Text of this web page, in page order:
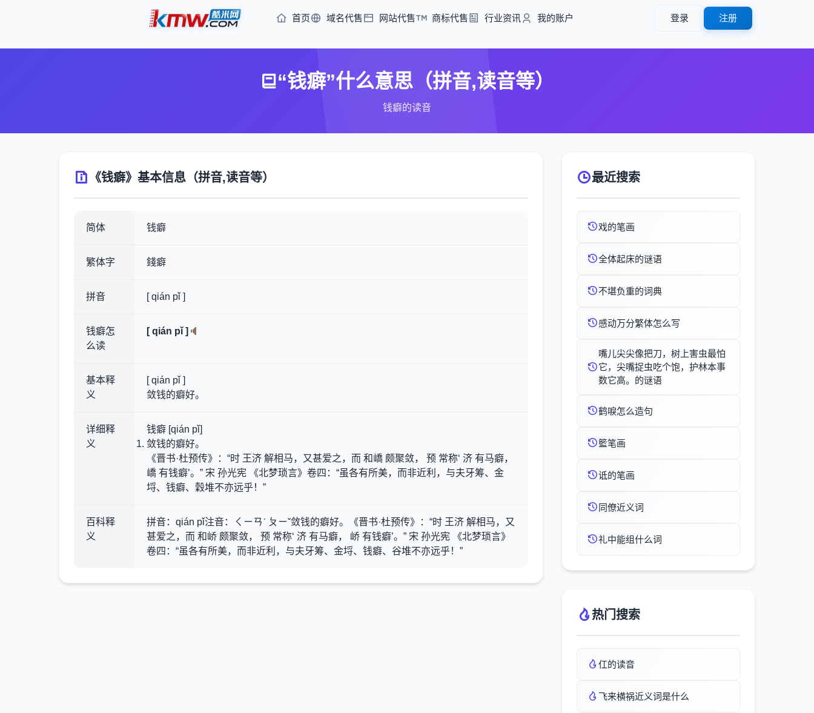
首页 域名代售 网站代售 商标代售 行业资讯 我的账户 登录 注册
“钱癖”什么意思（拼音,读音等）
钱癖的读音
《钱癖》基本信息（拼音,读音等）
简体 钱癖
繁体字 錢癖
拼音 [ qián pǐ ]
钱癖怎
么读
[ qián pǐ ]
基本释
义
[ qián pǐ ]
敛钱的癖好。
详细释
义
钱癖 [qián pǐ]
敛钱的癖好。
《晋书·杜预传》：“时 王济 解相马，又甚爱之，而 和嶠 颇聚敛， 预 常称‘ 济 有马癖，
嶠 有钱癖’。” 宋 孙光宪 《北梦琐言》卷四：“虽各有所美，而非近利，与夫牙筹、金
埒、钱癖、穀堆不亦远乎！”
百科释
义
拼音：qián pǐ注音：ㄑㄧㄢˊ ㄆㄧˇ敛钱的癖好。《晋书·杜预传》：“时 王济 解相马，又
甚爱之，而 和峤 颇聚敛， 预 常称‘ 济 有马癖， 峤 有钱癖’。” 宋 孙光宪 《北梦琐言》
卷四：“虽各有所美，而非近利，与夫牙筹、金埒、钱癖、谷堆不亦远乎！”
最近搜索
戏的笔画
全体起床的谜语
不堪负重的词典
感动万分繁体怎么写
嘴儿尖尖像把刀，树上害虫最怕
它，尖嘴捉虫吃个饱，护林本事
数它高。的谜语
鹤唳怎么造句
籃笔画
诋的笔画
同僚近义词
礼中能组什么词
热门搜索
仜的读音
飞来横祸近义词是什么